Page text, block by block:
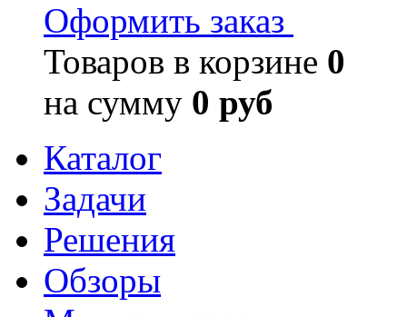
Оформить заказ
Товаров в корзине 0
на сумму 0 руб
Каталог
Задачи
Решения
Обзоры